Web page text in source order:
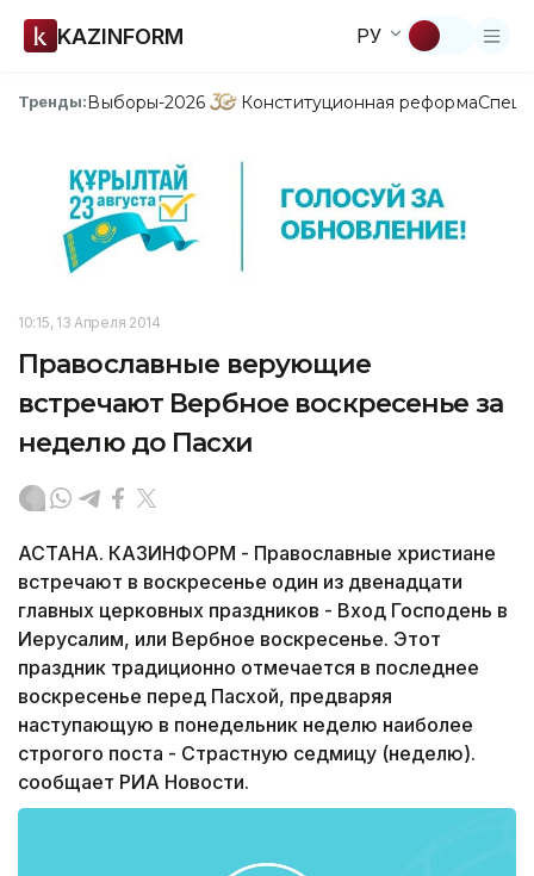
KAZINFORM РУ
Тренды:Выборы-2026 Конституционная реформа
10:15, 13 Апреля 2014
Православные верующие
встречают Вербное воскресенье за
неделю до Пасхи
АСТАНА. КАЗИНФОРМ - Православные христиане
встречают в воскресенье один из двенадцати
главных церковных праздников - Вход Господень в
Иерусалим, или Вербное воскресенье. Этот
праздник традиционно отмечается в последнее
воскресенье перед Пасхой, предваряя
наступающую в понедельник неделю наиболее
строгого поста - Страстную седмицу (неделю).
сообщает РИА Новости.